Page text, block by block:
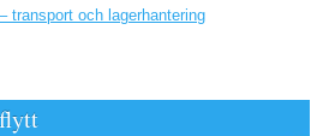
transport och lagerhantering